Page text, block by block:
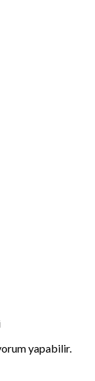
yapabilir.